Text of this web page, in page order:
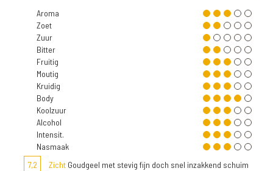
Aroma
Zoet
Zuur
Bitter
Fruitig
Moutig
Kruidig
Body
Koolzuur
Alcohol
Intensit.
Nasmaak
7,2
Zicht Goudgeel met stevig fijn doch snel inzakkend schuim